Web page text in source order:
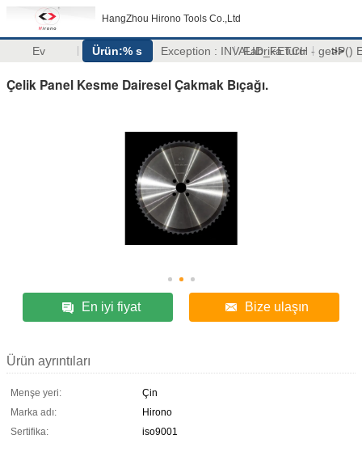
HangZhou Hirono Tools Co.,Ltd
Ev Ürün:% s Exception : INVALID_FETCH - getIP()
Fabrika turu >>
Çelik Panel Kesme Dairesel Çakmak Bıçağı.
En iyi fiyat Bize ulaşın
Ürün ayrıntıları
Menşe yeri:
Çin
Marka adı:
Hirono
Sertifika:
iso9001